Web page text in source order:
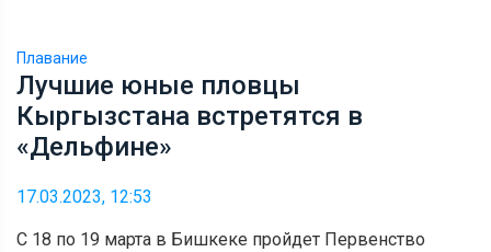
Плавание
Лучшие юные пловцы
Кыргызстана встретятся в
«Дельфине»
17.03.2023, 12:53
С 18 по 19 марта в Бишкеке пройдет Первенство